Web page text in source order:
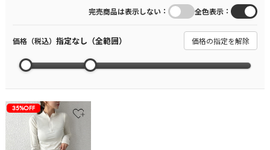
完売商品は表示しない ： 全色表示 ：
価格（税込） 指定なし（全範囲） 価格の指定を解除
35%OFF